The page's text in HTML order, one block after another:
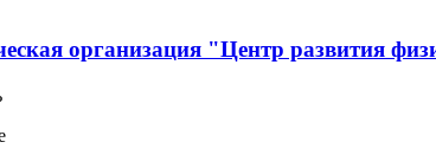
организация "Центр развития